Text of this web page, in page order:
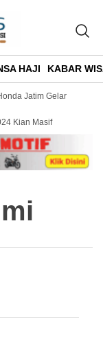
HAJI KABAR
Jatim Gelar
Kian Masif